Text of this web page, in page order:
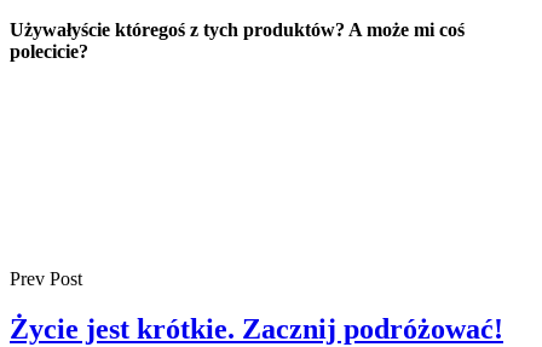
Używałyście któregoś z tych produktów? A może mi coś
polecicie?
Prev Post
Życie jest krótkie. Zacznij podróżować!